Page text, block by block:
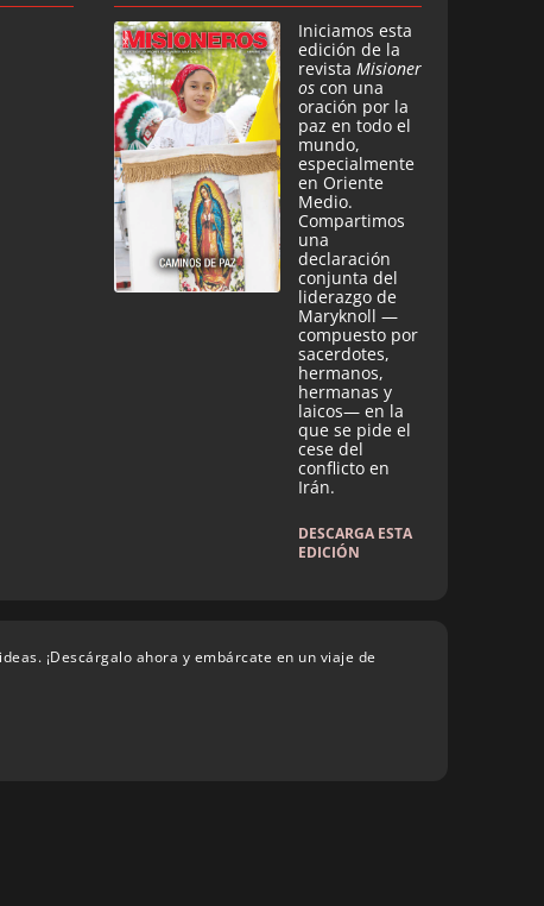
Iniciamos esta
edición de la
revista Misioner
os con una
oración por la
paz en todo el
mundo,
especialmente
en Oriente
Medio.
Compartimos
una
declaración
conjunta del
liderazgo de
Maryknoll —
compuesto por
sacerdotes,
hermanos,
hermanas y
laicos— en la
que se pide el
cese del
conflicto en
Irán.
DESCARGA ESTA
EDICIÓN
¡Descárgalo ahora y embárcate en un viaje de